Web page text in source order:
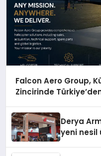
Falcon Aero Group,
Zincirinde
Derya
yeni nesil